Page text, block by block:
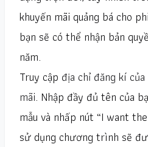
khuyến mãi quảng bá cho
bạn sẽ có thể nhận bản
năm.
Truy cập địa chỉ đăng kí
mãi. Nhập đầy đủ tên của
mẫu và nhấp nút “I want
sử dụng chương trình sẽ